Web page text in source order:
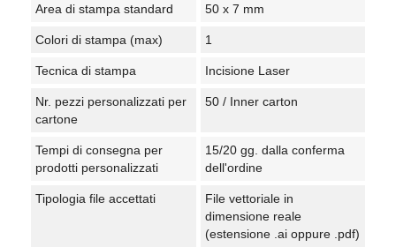
Area di stampa standard 50 x 7 mm
Colori di stampa (max) 1
Tecnica di stampa Incisione Laser
Nr. pezzi personalizzati per
cartone
50 / Inner carton
Tempi di consegna per
prodotti personalizzati
15/20 gg. dalla conferma
dell'ordine
Tipologia file accettati
File vettoriale in
dimensione reale
(estensione .ai oppure .pdf)